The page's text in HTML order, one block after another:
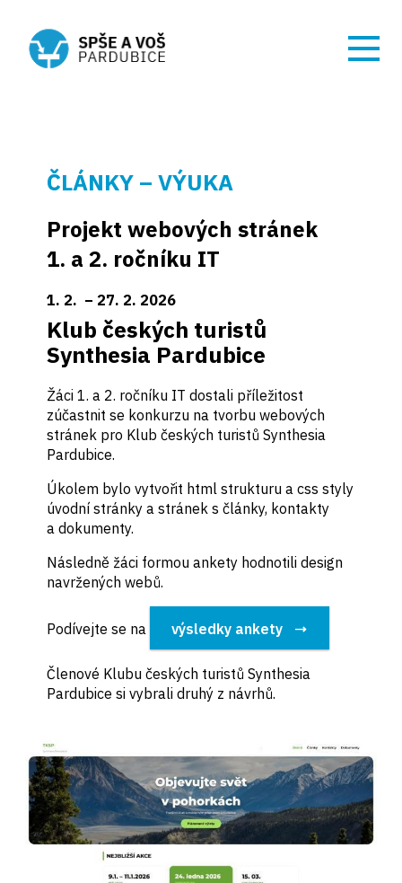
ČLÁNKY – VÝUKA
Projekt webových stránek
1. a 2. ročníku IT
1. 2. – 27. 2. 2026
Klub českých turistů
Synthesia Pardubice
Žáci 1. a 2. ročníku IT dostali příležitost
zúčastnit se konkurzu na tvorbu webových
stránek pro Klub českých turistů Synthesia
Pardubice.
Úkolem bylo vytvořit html strukturu a css styly
úvodní stránky a stránek s články, kontakty
a dokumenty.
Následně žáci formou ankety hodnotili design
navržených webů.
Podívejte se na výsledky ankety
Členové Klubu českých turistů Synthesia
Pardubice si vybrali druhý z návrhů.